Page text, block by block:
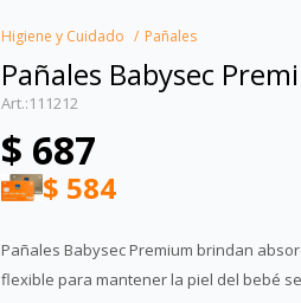
Higiene y Cuidado Pañales
Pañales Babysec
111212
$ 687
$ 584
Pañales Babysec Premium brindan
flexible para mantener la piel del bebé